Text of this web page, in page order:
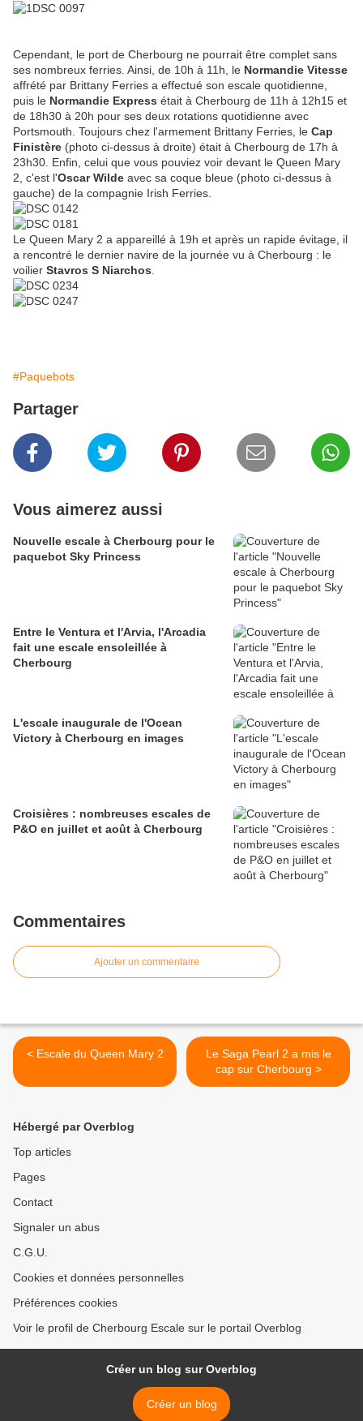
Cependant, le port de Cherbourg ne pourrait être complet sans
ses nombreux ferries. Ainsi, de 10h à 11h, le Normandie Vitesse
affrété par Brittany Ferries a effectué son escale quotidienne,
puis le Normandie Express était à Cherbourg de 11h à 12h15 et
de 18h30 à 20h pour ses deux rotations quotidienne avec
Portsmouth. Toujours chez l'armement Brittany Ferries, le Cap
Finistère (photo ci-dessus à droite) était à Cherbourg de 17h à
23h30. Enfin, celui que vous pouviez voir devant le Queen Mary
2, c'est l'Oscar Wilde avec sa coque bleue (photo ci-dessus à
gauche) de la compagnie Irish Ferries.
Le Queen Mary 2 a appareillé à 19h et après un rapide évitage, il
a rencontré le dernier navire de la journée vu à Cherbourg : le
voilier Stavros S Niarchos
#Paquebots
Partager
Vous aimerez aussi
Nouvelle escale à Cherbourg pour le
paquebot Sky Princess
Entre le Ventura et l'Arvia, l'Arcadia
fait une escale ensoleillée à
Cherbourg
L'escale inaugurale de l'Ocean
Victory à Cherbourg en images
Croisières : nombreuses escales de
P&O en juillet et août à Cherbourg
Commentaires
Ajouter un commentaire
< Escale du Queen Mary 2
Le Saga Pearl 2 a mis le
cap sur Cherbourg >
Hébergé par Overblog
Top articles
Pages
Contact
Signaler un abus
C.G.U.
Cookies et données personnelles
Préférences cookies
Voir le profil de Cherbourg Escale sur le portail Overblog
Créer un blog sur Overblog
Créer un blog